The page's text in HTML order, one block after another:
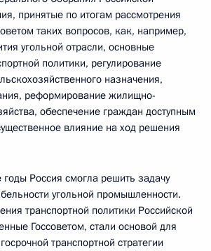
принятые по итогам рассмотрения
таких вопросов, как, например,
угольной отрасли, основные
политики, регулирование
назначения,
реформирование жилищно-
обеспечение граждан доступным
влияние на ход решения
Россия смогла решить задачу
угольной промышленности.
транспортной политики Российской
Госсоветом, стали основой для
транспортной стратегии